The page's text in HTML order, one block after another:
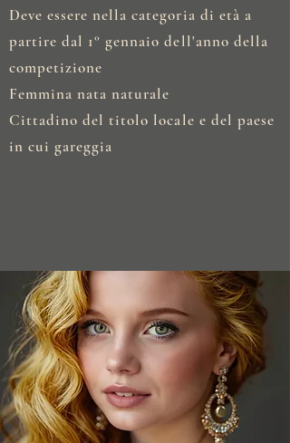
Deve essere nella categoria di età a
partire dal 1° gennaio dell'anno della
competizione
Femmina nata naturale
Cittadino del titolo locale e del paese
in cui gareggia